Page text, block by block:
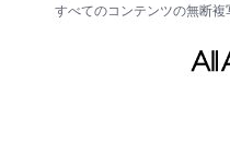
すべてのコンテンツの無断複